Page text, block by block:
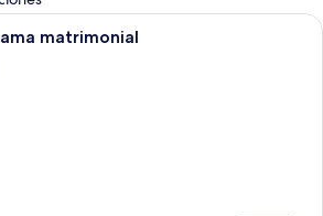
Escritorio, cortinas blackout y tabla
matrimonial